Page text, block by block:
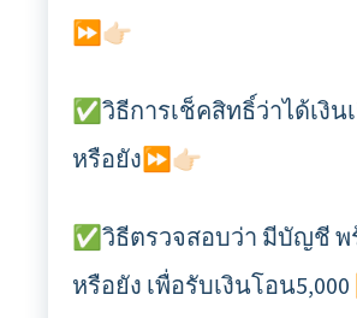
⏩👉🏻
✅วิธีการเช็คสิทธิ์ว่าได้เงิน
หรือยัง⏩👉🏻
✅วิธีตรวจสอบว่า มีบัญชี พ
หรือยัง เพื่อรับเงินโอน5,000